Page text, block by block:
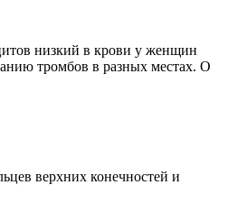
низкий в крови у женщин
тромбов в разных местах. О
верхних конечностей и